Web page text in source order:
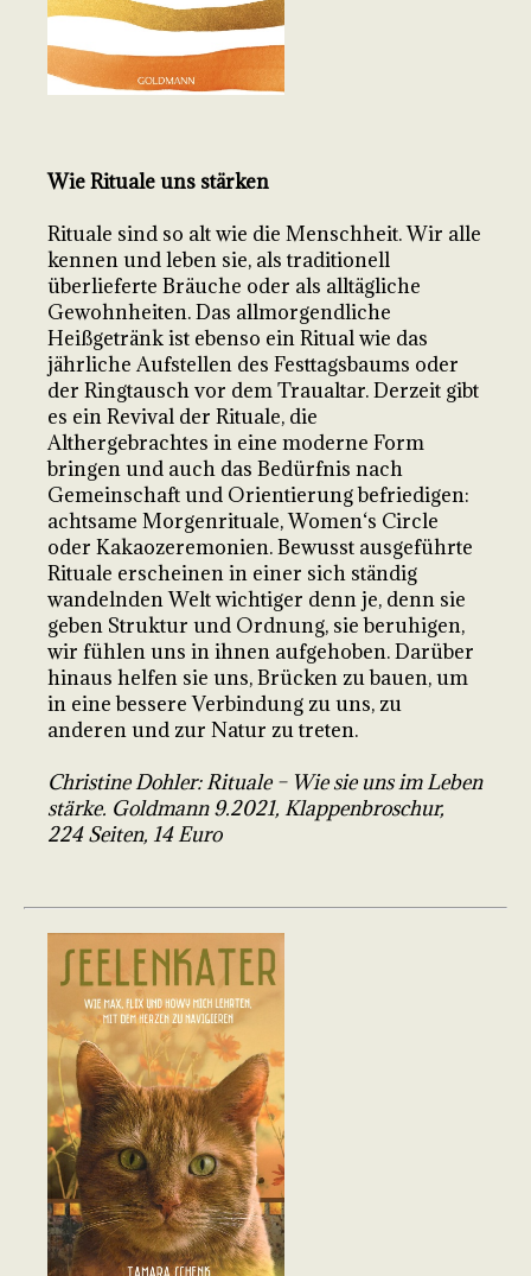
Wie Rituale uns stärken
Rituale sind so alt wie die Menschheit. Wir alle
kennen und leben sie, als traditionell
überlieferte Bräuche oder als alltägliche
Gewohnheiten. Das allmorgendliche
Heißgetränk ist ebenso ein Ritual wie das
jährliche Aufstellen des Festtagsbaums oder
der Ringtausch vor dem Traualtar. Derzeit gibt
es ein Revival der Rituale, die
Althergebrachtes in eine moderne Form
bringen und auch das Bedürfnis nach
Gemeinschaft und Orientierung befriedigen:
achtsame Morgenrituale, Women‘s Circle
oder Kakaozeremonien. Bewusst ausgeführte
Rituale erscheinen in einer sich ständig
wandelnden Welt wichtiger denn je, denn sie
geben Struktur und Ordnung, sie beruhigen,
wir fühlen uns in ihnen aufgehoben. Darüber
hinaus helfen sie uns, Brücken zu bauen, um
in eine bessere Verbindung zu uns, zu
anderen und zur Natur zu treten.
Christine Dohler: Rituale – Wie sie uns im Leben
stärke. Goldmann 9.2021, Klappenbroschur,
224 Seiten, 14 Euro